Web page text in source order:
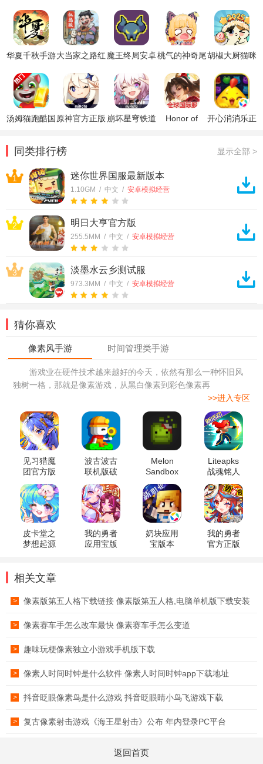
华夏千秋手游大当家之路红 魔王终局安卓桃气的神奇尾胡椒大厨猫咪
汤姆猫跑酷国 原神官方正版 崩坏星穹铁道
Honor of
开心消消乐正
同类排行榜 显示全部 >
1 迷你世界国服最新版本
1.10GM / 中文 / 安卓模拟经营
2 明日大亨官方版
255.5MM / 中文 / 安卓模拟经营
3 淡墨水云乡测试服
973.3MM / 中文 / 安卓模拟经营
猜你喜欢
游戏业在硬件技术越来越好的今天，依然有那么一种怀旧风
独树一格，那就是像素游戏，从黑白像素到彩色像素再
>>进入专区
见习猎魔
团官方版
波古波古
联机版破
解版
Melon
Sandbox
甜瓜游乐
场国际版
Liteapks
战魂铭人
3.2.2最新
破解版
皮卡堂之
梦想起源
我的勇者
应用宝版
奶块应用
宝版本
我的勇者
官方正版
相关文章
> 像素版第五人格下载链接 像素版第五人格,电脑单机版下载安装
> 像素赛车手怎么改车最快 像素赛车手怎么变道
> 趣味玩梗像素独立小游戏手机版下载
> 像素人时间时钟是什么软件 像素人时间时钟app下载地址
> 抖音眨眼像素鸟是什么游戏 抖音眨眼睛小鸟飞游戏下载
> 复古像素射击游戏《海王星射击》公布 年内登录PC平台
返回首页